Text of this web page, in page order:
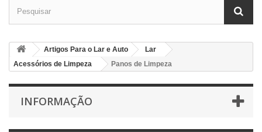
Artigos Para o Lar e Auto
Lar
Acessórios de Limpeza
Panos de Limpeza
INFORMAÇÃO